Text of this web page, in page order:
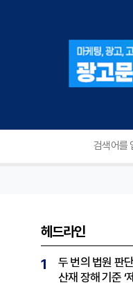
헤드라인
1
두 번의 법원 판
산재 장해 기준 ‘